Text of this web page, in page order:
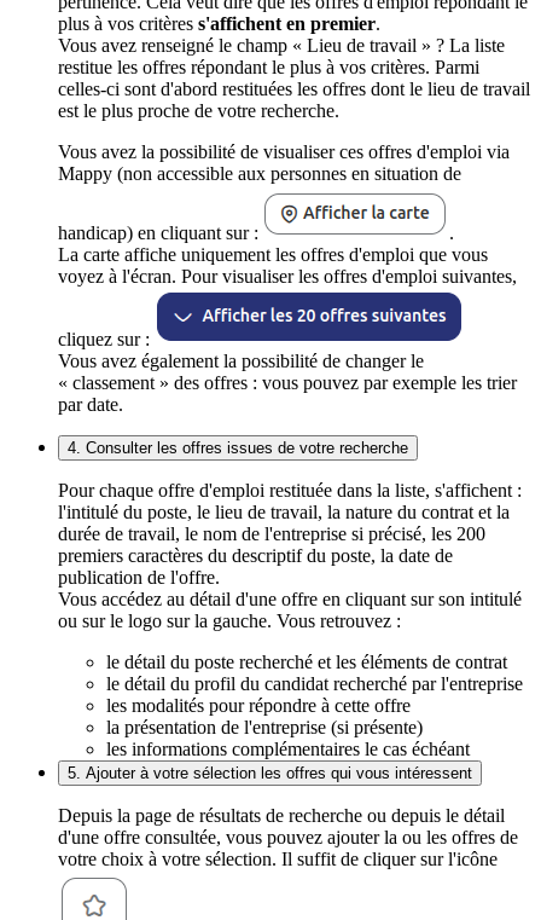
plus à vos critères s'affichent en premier.
Vous avez renseigné le champ « Lieu de travail » ? La liste
restitue les offres répondant le plus à vos critères. Parmi
celles-ci sont d'abord restituées les offres dont le lieu de travail
est le plus proche de votre recherche.
Vous avez la possibilité de visualiser ces offres d'emploi via
Mappy (non accessible aux personnes en situation de
handicap) en cliquant sur :
.
La carte affiche uniquement les offres d'emploi que vous
voyez à l'écran. Pour visualiser les offres d'emploi suivantes,
cliquez sur :
Vous avez également la possibilité de changer le
« classement » des offres : vous pouvez par exemple les trier
par date.
4. Consulter les offres issues de votre recherche
Pour chaque offre d'emploi restituée dans la liste, s'affichent :
l'intitulé du poste, le lieu de travail, la nature du contrat et la
durée de travail, le nom de l'entreprise si précisé, les 200
premiers caractères du descriptif du poste, la date de
publication de l'offre.
Vous accédez au détail d'une offre en cliquant sur son intitulé
ou sur le logo sur la gauche. Vous retrouvez :
le détail du poste recherché et les éléments de contrat
le détail du profil du candidat recherché par l'entreprise
les modalités pour répondre à cette offre
la présentation de l'entreprise (si présente)
les informations complémentaires le cas échéant
5. Ajouter à votre sélection les offres qui vous intéressent
Depuis la page de résultats de recherche ou depuis le détail
d'une offre consultée, vous pouvez ajouter la ou les offres de
votre choix à votre sélection. Il suffit de cliquer sur l'icône